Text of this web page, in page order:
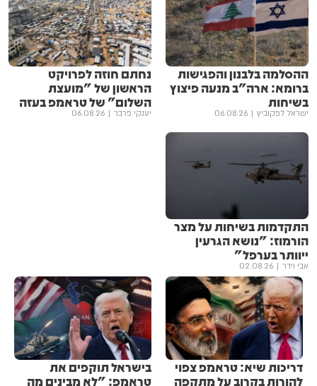
ההסלמה בלבנון והפגישות
ברומא: ארה"ב מנעה פיצוץ
בשיחות
ישראל לפקוביץ 06.08.26
נחתם חוזה לפרויקט
הראשון של "מועצת
השלום" של טראמפ בעזה
יענקי פרבר 06.08.26
התקדמות בשיחות על מצר
הורמוז: "נושא הגרעין
ייוותר בערפל"
אבי וידר 02.08.26
דריכות שיא: טראמפ צפוי
להורות בקרוב על מתקפה
בישראל תוקפים את
טראמפ: "לא מבינים מה